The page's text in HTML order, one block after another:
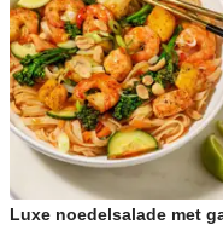
Luxe noedelsalade met